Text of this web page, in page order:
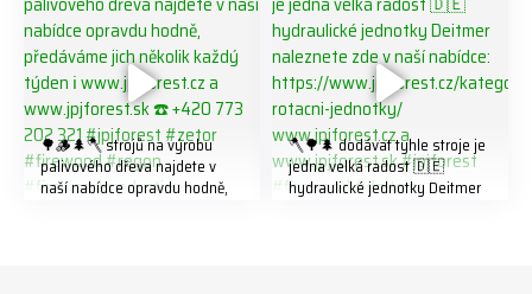
🌳🪵🌲🪓 strojů na výrobu
palivového dřeva najdete v
naší nabídce opravdu hodně,
🪓🌳🌲 dodávat tyhle stroje je
jedna velká radost 🇩🇪
hydraulické jednotky Deitmer